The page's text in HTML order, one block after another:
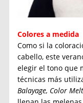
Colores a medida
Como si la
cabello, este
elegir el tono que
técnicas más
Balayage, Color